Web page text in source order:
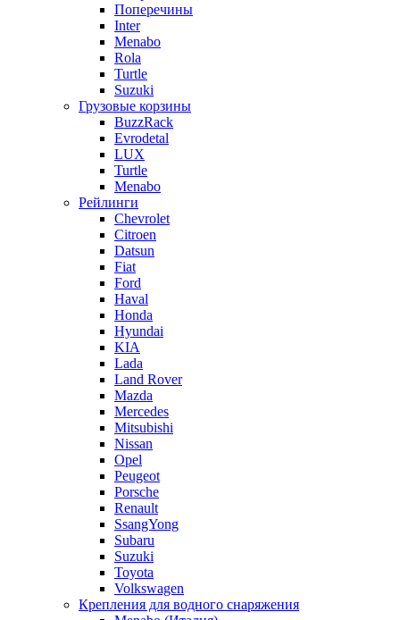
Поперечины
Inter
Menabo
Rola
Turtle
Suzuki
Грузовые корзины
BuzzRack
Evrodetal
LUX
Turtle
Menabo
Рейлинги
Chevrolet
Citroen
Datsun
Fiat
Ford
Haval
Honda
Hyundai
KIA
Lada
Land Rover
Mazda
Mercedes
Mitsubishi
Nissan
Opel
Peugeot
Porsche
Renault
SsangYong
Subaru
Suzuki
Toyota
Volkswagen
Крепления для водного снаряжения